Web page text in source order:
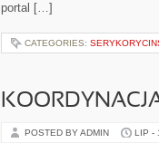
portal […]
CATEGORIES:
POSTED BY ADMIN LIP -